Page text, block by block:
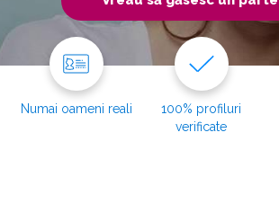
Numai oameni reali
100% profiluri
verificate